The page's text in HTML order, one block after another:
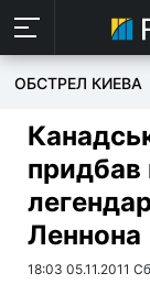
ОБСТРЕЛ КИЕВА
придбав
Леннона
18:03 05.11.2011 Сб